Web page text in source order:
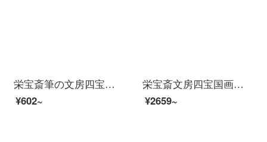
栄宝斎筆の文房四宝の農耕の筆の荘子の羊の毛の毫の長鋒の大きさの専門は書道の国画を練習します大幅に蘭竹の行草の漢簡の専用の文人の心の夢（小さい）
¥602~
栄宝斎文房四宝国画毛筆セット初心者画山水水墨画中国画勾線筆七本の毛筆セット
¥2659~